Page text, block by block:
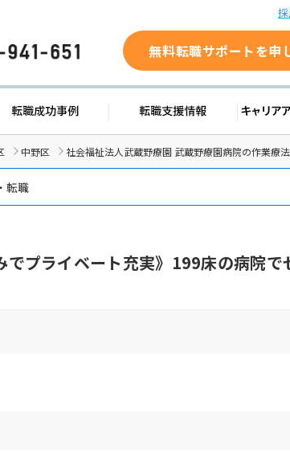
0120-941-651 無料転職サポートを申
索 転職成功事例 転職支援情報
中野区 社会福祉法人武蔵野療園 武蔵野療園病院の作業療
転職
プライベート充実》199床の病院で